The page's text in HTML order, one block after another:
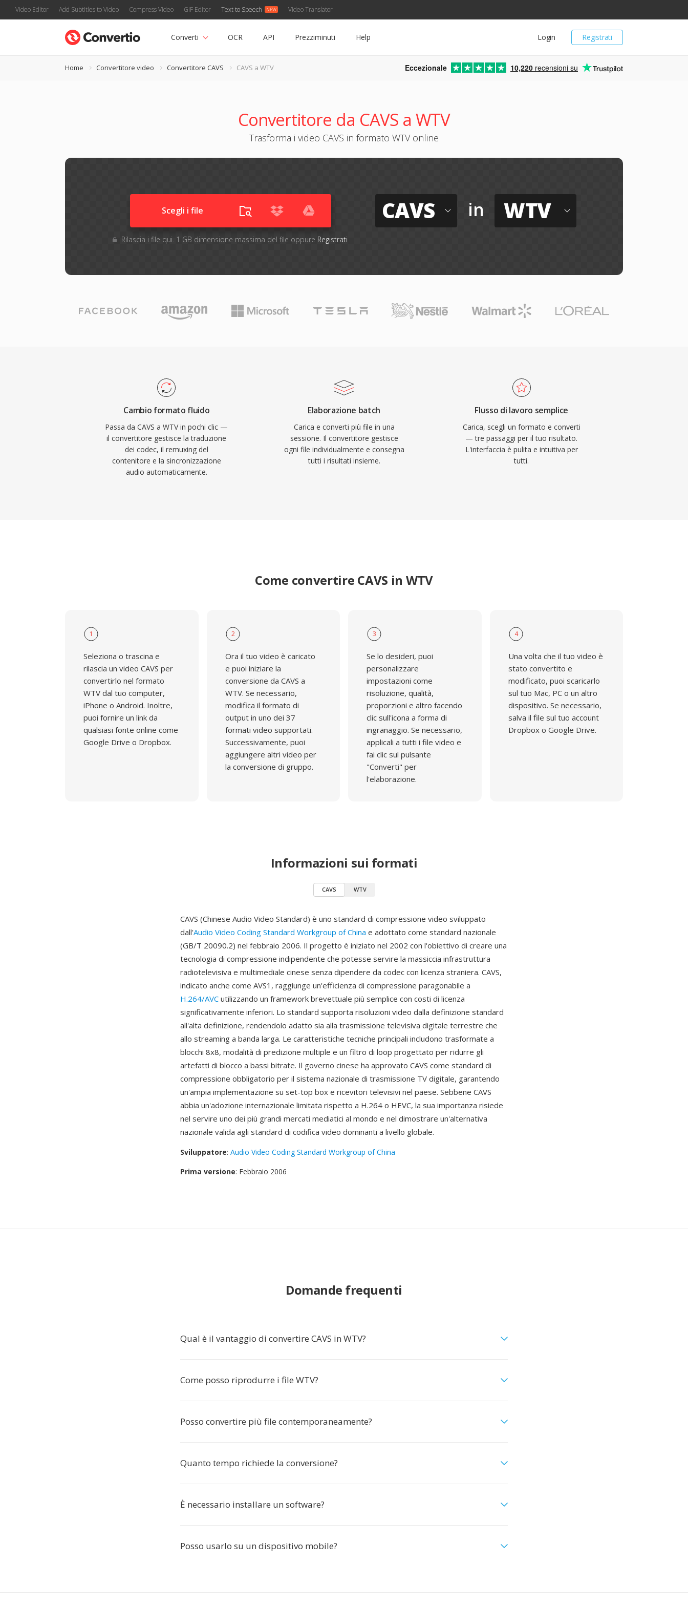
Video Editor Add Subtitles to Video Compress Video GIF Editor Text to Speech Video Translator
Registrati
Login
Converti OCR API Prezziminuti Help
Home Convertitore video Convertitore CAVS CAVS a WTV Eccezionale 10,220 recensioni su
Convertitore da CAVS a WTV
Trasforma i video CAVS in formato WTV online
Scegli i file
Rilascia i file qui. 1 GB dimensione massima del file oppure Registrati
CAVS in WTV
Cambio formato fluido
Passa da CAVS a WTV in pochi clic —
il convertitore gestisce la traduzione
dei codec, il remuxing del
contenitore e la sincronizzazione
audio automaticamente.
Elaborazione batch
Carica e converti più file in una
sessione. Il convertitore gestisce
ogni file individualmente e consegna
tutti i risultati insieme.
Flusso di lavoro semplice
Carica, scegli un formato e converti
— tre passaggi per il tuo risultato.
L'interfaccia è pulita e intuitiva per
tutti.
Come convertire CAVS in WTV
1
Seleziona o trascina e
rilascia un video CAVS per
convertirlo nel formato
WTV dal tuo computer,
iPhone o Android. Inoltre,
puoi fornire un link da
qualsiasi fonte online come
Google Drive o Dropbox.
2
Ora il tuo video è caricato
e puoi iniziare la
conversione da CAVS a
WTV. Se necessario,
modifica il formato di
output in uno dei 37
formati video supportati.
Successivamente, puoi
aggiungere altri video per
la conversione di gruppo.
3
Se lo desideri, puoi
personalizzare
impostazioni come
risoluzione, qualità,
proporzioni e altro facendo
clic sull'icona a forma di
ingranaggio. Se necessario,
applicali a tutti i file video e
fai clic sul pulsante
"Converti" per
l'elaborazione.
4
Una volta che il tuo video è
stato convertito e
modificato, puoi scaricarlo
sul tuo Mac, PC o un altro
dispositivo. Se necessario,
salva il file sul tuo account
Dropbox o Google Drive.
Informazioni sui formati
CAVS WTV
CAVS (Chinese Audio Video Standard) è uno standard di compressione video sviluppato
dall'Audio Video Coding Standard Workgroup of China e adottato come standard nazionale
(GB/T 20090.2) nel febbraio 2006. Il progetto è iniziato nel 2002 con l'obiettivo di creare una
tecnologia di compressione indipendente che potesse servire la massiccia infrastruttura
radiotelevisiva e multimediale cinese senza dipendere da codec con licenza straniera. CAVS,
indicato anche come AVS1, raggiunge un'efficienza di compressione paragonabile a
H.264/AVC utilizzando un framework brevettuale più semplice con costi di licenza
significativamente inferiori. Lo standard supporta risoluzioni video dalla definizione standard
all'alta definizione, rendendolo adatto sia alla trasmissione televisiva digitale terrestre che
allo streaming a banda larga. Le caratteristiche tecniche principali includono trasformate a
blocchi 8x8, modalità di predizione multiple e un filtro di loop progettato per ridurre gli
artefatti di blocco a bassi bitrate. Il governo cinese ha approvato CAVS come standard di
compressione obbligatorio per il sistema nazionale di trasmissione TV digitale, garantendo
un'ampia implementazione su set-top box e ricevitori televisivi nel paese. Sebbene CAVS
abbia un'adozione internazionale limitata rispetto a H.264 o HEVC, la sua importanza risiede
nel servire uno dei più grandi mercati mediatici al mondo e nel dimostrare un'alternativa
nazionale valida agli standard di codifica video dominanti a livello globale.
Sviluppatore: Audio Video Coding Standard Workgroup of China
Prima versione: Febbraio 2006
Domande frequenti
Qual è il vantaggio di convertire CAVS in WTV?
Come posso riprodurre i file WTV?
Posso convertire più file contemporaneamente?
Quanto tempo richiede la conversione?
È necessario installare un software?
Posso usarlo su un dispositivo mobile?